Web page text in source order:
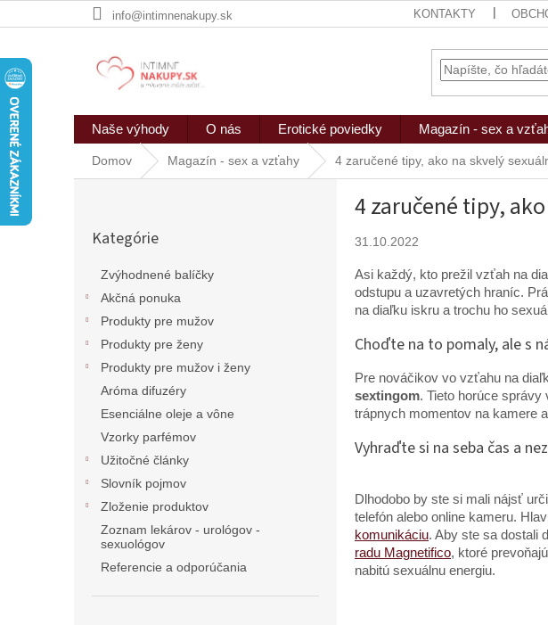
na
info@intimnenakupy.sk KONTAKTY
Naše výhody O nás Erotické poviedky Magazín - sex a
Domov Magazín - sex a vzťahy 4 zaručené tipy, ako na skvelý
kategórie
Kategórie
Zvýhodnené balíčky
Akčná ponuka
Produkty pre mužov
Produkty pre ženy
Produkty pre mužov i ženy
Aróma difuzéry
Esenciálne oleje a vône
Vzorky parfémov
Užitočné články
Slovník pojmov
Zloženie produktov
Zoznam lekárov - urológov -
sexuológov
Referencie a odporúčania
4 zaručené tipy,
31.10.2022
Asi každý, kto prežil vzťah na
odstupu a uzavretých hraníc.
na diaľku iskru a trochu ho
Choďte na to pomaly, ale s
Pre nováčikov vo vzťahu na
sextingom. Tieto horúce správy
trápnych momentov na kamere
Vyhraďte si na seba čas a
Dlhodobo by ste si mali nájsť
telefón alebo online kameru.
komunikáciu. Aby ste sa dostali
radu Magnetifico, ktoré
nabitú sexuálnu energiu.